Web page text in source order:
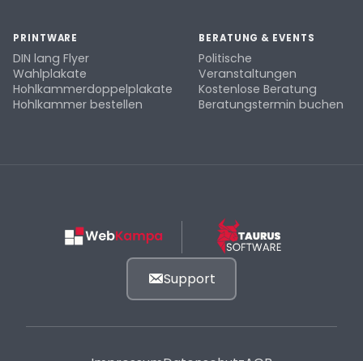
PRINTWARE
DIN lang Flyer
Wahlplakate
Hohlkammerdoppelplakate
Hohlkammer bestellen
BERATUNG & EVENTS
Politische
Veranstaltungen
Kostenlose Beratung
Beratungstermin buchen
Support